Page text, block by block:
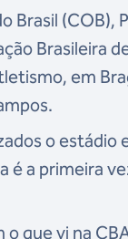
Brasil (COB),
Brasileira
em
o estádio
é a primeira
que vi na